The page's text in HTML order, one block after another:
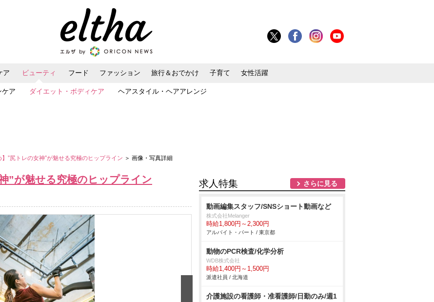
ア ビューティ
ケア ダイエット・ボディケア ヘアスタイル・ヘアアレンジ
フード ファッション 旅行＆おでかけ 子育て 女性活躍
】”尻トレの女神”が魅せる究極のヒップライン ＞ 画像・写真詳細
”が魅せる究極のヒップライン 求人特集 さらに見る
動画編集スタッフ/SNSショート動画など
株式会社Melanger
時給1,800円～2,300円
アルバイト・パート / 東京都
動物のPCR検査/化学分析
WDB株式会社
時給1,400円～1,500円
派遣社員 / 北海道
介護施設の看護師・准看護師/日勤のみ/週1